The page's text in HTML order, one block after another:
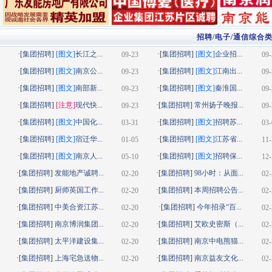
招聘/电子/通信综合类
09-23
·[集团招聘] [图文]长江之... ·[集团招聘] [图文]企业招...
09-23
·[集团招聘] [图文]南京公... ·[集团招聘] [图文]江南出...
09-23
·[集团招聘] [图文]南部新... ·[集团招聘] [图文]秦淮国...
09-23
·[集团招聘] [注意]现代快... ·[集团招聘]常州扬子晚报...
03-31
·[集团招聘] [图文]中国化... ·[集团招聘] [图文]招聘苏...
01-05
·[集团招聘] [图文]宿迁华... ·[集团招聘] [图文]江苏省...
05-10
·[集团招聘] [图文]南京人... ·[集团招聘] [图文]招聘保...
02-20
·[集团招聘]发能地产诚聘... ·[集团招聘]98小时：从面...
02-20
·[集团招聘] 厨师英国工作... ·[集团招聘]本周招聘公告...
02-20
·[集团招聘]中美合资江苏... ·[集团招聘] 今年招录“百...
02-20
·[集团招聘]南京博润集团... ·[集团招聘]艾欧史密斯（...
02-20
·[集团招聘]太平洋建设集... ·[集团招聘]南京中电熊猫...
02-20
·[集团招聘]上海宅急送物... ·[集团招聘]南京益友文化...